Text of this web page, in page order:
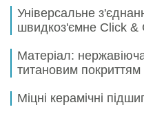
Універсальне
швидкоз'ємне Click &
Матеріал:
титановим покриттям
Міцні керамічні